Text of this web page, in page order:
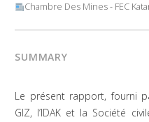
Chambre Des Mines - FEC
SUMMARY
Le présent rapport, fourni
GIZ, l’IDAK et la Société